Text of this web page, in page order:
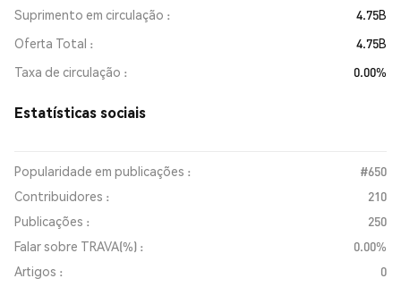
Suprimento em circulação
4.75B
Oferta Total
4.75B
Taxa de circulação
0.00%
Estatísticas sociais
Popularidade em publicações :
#650
Contribuidores :
210
Publicações :
250
Falar sobre TRAVA(%) :
0.00%
Artigos :
0